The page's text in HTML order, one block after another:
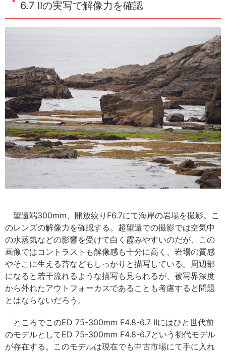
6.7 IIの実写で解像力を確認
望遠端300mm、開放絞りF6.7にて海岸の岩場を撮影。こ
のレンズの解像力を確認する。超望遠での撮影では空気中
の水蒸気などの影響を受けて白く霞みやすいのだが、この
画像ではコントラストも解像感も十分に高く、岩場の質感
やそこに生える苔などもしっかりと描写している。周辺部
になると若干流れるような描写も見られるが、被写界深度
から外れたアウトフォーカスであることも考慮すると問題
とはならないだろう。
ところでこのED 75-300mm F4.8-6.7 IIにはひと世代前
のモデルとしてED 75-300mm F4.8-6.7という初代モデル
が存在する。このモデルは現在でも中古市場にて手に入れ